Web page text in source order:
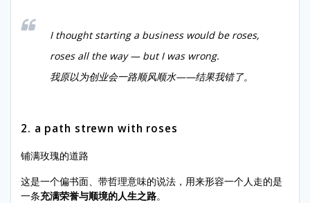
I thought starting a business would be roses,
roses all the way — but I was wrong.
我原以为创业会一路顺风顺水——结果我错了。
2. a path strewn with roses
铺满玫瑰的道路
这是一个偏书面、带哲理意味的说法，用来形容一个人走的是
一条充满荣誉与顺境的人生之路。